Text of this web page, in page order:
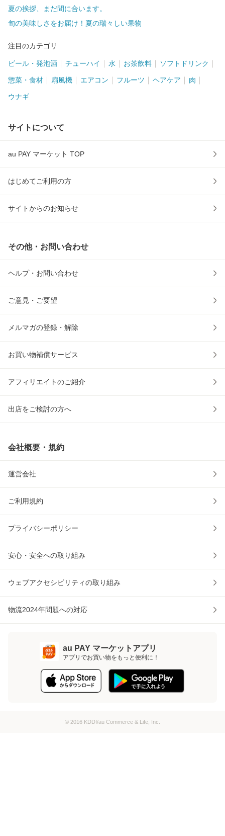
夏の挨拶、まだ間に合います。
旬の美味しさをお届け！夏の瑞々しい果物
注目のカテゴリ
ビール・発泡酒 チューハイ 水 お茶飲料 ソフトドリンク
惣菜・食材 扇風機 エアコン フルーツ ヘアケア 肉
ウナギ
サイトについて
au PAY マーケット TOP
はじめてご利用の方
サイトからのお知らせ
その他・お問い合わせ
ヘルプ・お問い合わせ
ご意見・ご要望
メルマガの登録・解除
お買い物補償サービス
アフィリエイトのご紹介
出店をご検討の方へ
会社概要・規約
運営会社
ご利用規約
プライバシーポリシー
安心・安全への取り組み
ウェブアクセシビリティの取り組み
物流2024年問題への対応
au PAY マーケットアプリ
アプリでお買い物をもっと便利に！
© 2016 KDDI/au Commerce & Life, Inc.